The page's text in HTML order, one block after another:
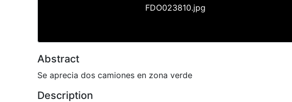
FDO023810.jpg
Abstract
Se aprecia dos camiones en zona verde
Description